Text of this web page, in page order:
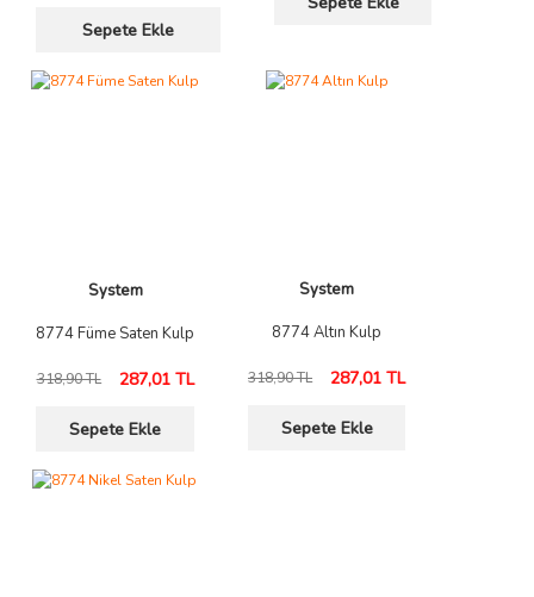
Sepete Ekle
System
8774 Füme Saten Kulp
318,90 TL 287,01 TL
Sepete Ekle
System
8774 Altın Kulp
318,90 TL 287,01 TL
Sepete Ekle